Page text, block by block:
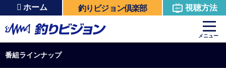
ホーム 釣りビジョン倶楽部 視聴方法
メニュー
番組ラインナップ